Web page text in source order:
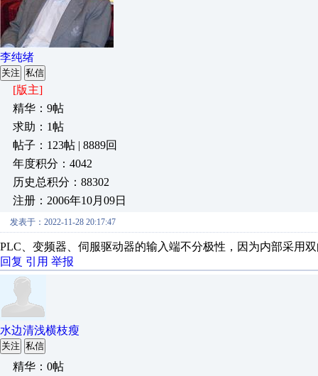
李纯绪
关注 私信
[版主]
精华：9帖
求助：1帖
帖子：123帖 | 8889回
年度积分：4042
历史总积分：88302
注册：2006年10月09日
发表于：2022-11-28 20:17:47
PLC、变频器、伺服驱动器的输入端不分极性，因为内部采用
回复 引用 举报
水边清浅横枝瘦
关注 私信
精华：0帖